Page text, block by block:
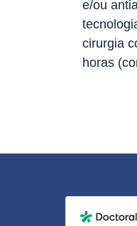
e/ou
cirurgia
horas